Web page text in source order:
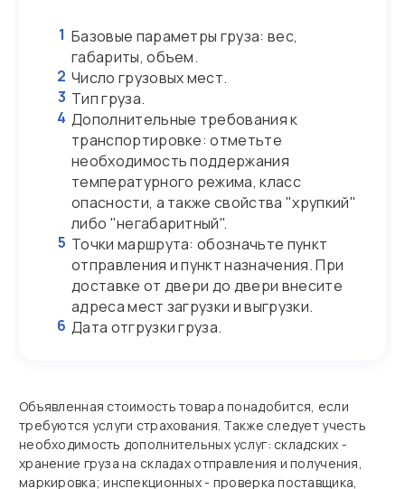
1 Базовые параметры груза: вес,
габариты, объем.
2 Число грузовых мест.
3 Тип груза.
4 Дополнительные требования к
транспортировке: отметьте
необходимость поддержания
температурного режима, класс
опасности, а также свойства "хрупкий"
либо "негабаритный".
5 Точки маршрута: обозначьте пункт
отправления и пункт назначения. При
доставке от двери до двери внесите
адреса мест загрузки и выгрузки.
6 Дата отгрузки груза.
Объявленная стоимость товара понадобится, если
требуются услуги страхования. Также следует учесть
необходимость дополнительных услуг: складских -
хранение груза на складах отправления и получения,
маркировка; инспекционных - проверка поставщика,